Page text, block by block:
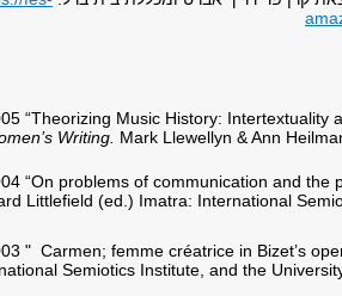
“Theorizing Music History:
Writing. Mark Llewellyn & Ann
“On problems of communication and the
Littlefield (ed.) Imatra: International
" Carmen; femme créatrice in Bizet’s
Semiotics Institute, and the